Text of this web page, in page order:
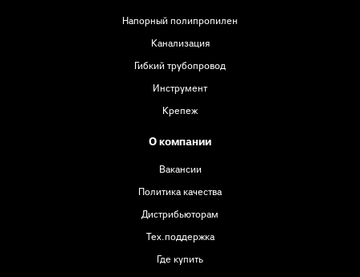
Напорный полипропилен
Канализация
Гибкий трубопровод
Инструмент
Крепеж
О компании
Вакансии
Политика качества
Дистрибьюторам
Тех.поддержка
Где купить